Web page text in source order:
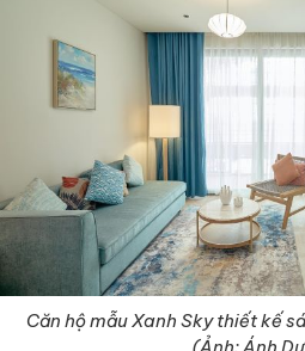
Căn hộ mẫu Xanh Sky thiết kế
(Ảnh: Ánh